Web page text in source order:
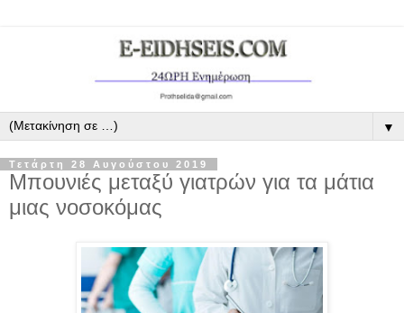
▼
Τετάρτη 28 Αυγούστου 2019
Μπουνιές μεταξύ γιατρών για τα μάτια
μιας νοσοκόμας